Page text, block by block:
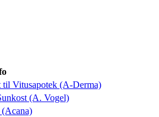
til Vitusapotek (A-Derma)
(A. Vogel)